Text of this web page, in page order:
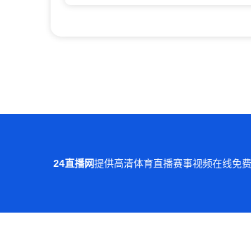
24直播网提供高清体育直播赛事视频在线免